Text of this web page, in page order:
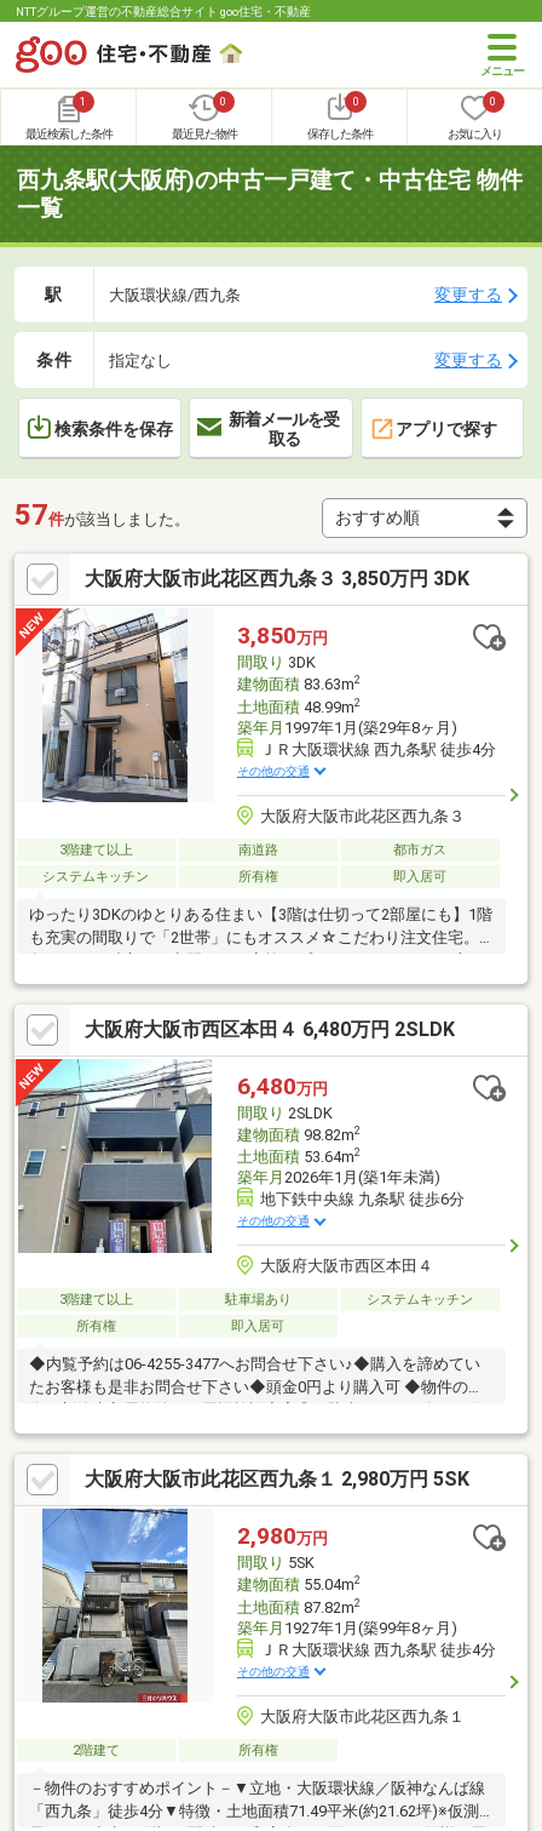
NTTグループ運営の不動産総合サイト goo住宅・不動産
1
最近検索した条件
0
最近見た物件
0
保存した条件
0
お気に入り
西九条駅(大阪府)の中古一戸建て・中古住宅 物件
一覧
駅 大阪環状線/西九条 変更する
条件 指定なし 変更する
検索条件を保存
新着メールを受
取る
アプリで探す
57件が該当しました。
大阪府大阪市此花区西九条３ 3,850万円 3DK
3,850万円
間取り 3DK
建物面積83.63m2
土地面積48.99m2
築年月 1997年1月(築29年8ヶ月)
ＪＲ大阪環状線 西九条駅 徒歩4分
その他の交通
大阪府大阪市此花区西九条３
3階建て以上 南道路
都市ガス
システムキッチン
所有権 即入居可
ゆったり3DKのゆとりある住まい【3階は仕切って2部屋にも】1階
も充実の間取りで「2世帯」にもオススメ☆こだわり注文住宅。
ます。☆玄関から『USJ』まで約１１分♪ワクワクする好立地☆
明るい南向き！前道ゆったり7.2ｍ☆☆生活至便！駅・買物・飲
食・病院…とにかく近くて便利♪☆キッチン横に、嬉しいサービス
バルコニー！☆収納たっぷり！納戸アリ☆追い焚き・三口ガラス
トップコンロ・エアコン付き…充実設備◆JR 大阪環状線＆ゆめ咲
（桜島）線◆阪神なんば線「西九条」駅まで「トホ4 分」【乗換
駅で、好アクセス☆】収益物件にも！
大阪府大阪市西区本田４ 6,480万円 2SLDK
6,480万円
間取り 2SLDK
建物面積98.82m2
土地面積53.64m2
築年月 2026年1月(築1年未満)
地下鉄中央線 九条駅 徒歩6分
その他の交通
大阪府大阪市西区本田４
3階建て以上 駐車場あり
システムキッチン
所有権
即入居可
◆内覧予約は06-4255-3477へお問合せ下さい♪◆購入を諦めてい
たお客様も是非お問合せ下さい◆頭金0円より購入可 ◆物件の特
環境良好◆見るだけ大歓迎◆接客対応品質に自信があり◆夜間早
朝もお気軽にご連絡ください！◆無料送迎可「購入するか分から
ないけど見るだけ見たい」「他社の物件もまとめて見てみたい」
等 ご購入をご検討中のお客様にとって、より良い条件でご購入頂
く為に精一杯サポート致します不動産の事なら何でもお気軽にご
相談下さい！
大阪府大阪市此花区西九条１ 2,980万円 5SK
2,980万円
間取り 5SK
建物面積55.04m2
土地面積87.82m2
築年月 1927年1月(築99年8ヶ月)
ＪＲ大阪環状線 西九条駅 徒歩4分
その他の交通
大阪府大阪市此花区西九条１
2階建て 所有権
－物件のおすすめポイント－▼立地・大阪環状線／阪神なんば線
「西九条」徒歩4分▼特徴・土地面積71.49平米(約21.62坪)※仮測